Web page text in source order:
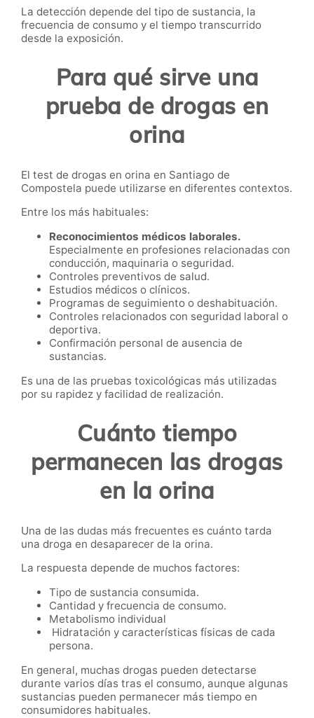
La detección depende del tipo de sustancia, la
frecuencia de consumo y el tiempo transcurrido
desde la exposición.
Para qué sirve una
prueba de drogas en
orina
El test de drogas en orina en Santiago de
Compostela puede utilizarse en diferentes contextos.
Entre los más habituales:
Reconocimientos médicos laborales.
Especialmente en profesiones relacionadas con
conducción, maquinaria o seguridad.
Controles preventivos de salud.
Estudios médicos o clínicos.
Programas de seguimiento o deshabituación.
Controles relacionados con seguridad laboral o
deportiva.
Confirmación personal de ausencia de
sustancias.
Es una de las pruebas toxicológicas más utilizadas
por su rapidez y facilidad de realización.
Cuánto tiempo
permanecen las drogas
en la orina
Una de las dudas más frecuentes es cuánto tarda
una droga en desaparecer de la orina.
La respuesta depende de muchos factores:
Tipo de sustancia consumida.
Cantidad y frecuencia de consumo.
Metabolismo individual
Hidratación y características físicas de cada
persona.
En general, muchas drogas pueden detectarse
durante varios días tras el consumo, aunque algunas
sustancias pueden permanecer más tiempo en
consumidores habituales.